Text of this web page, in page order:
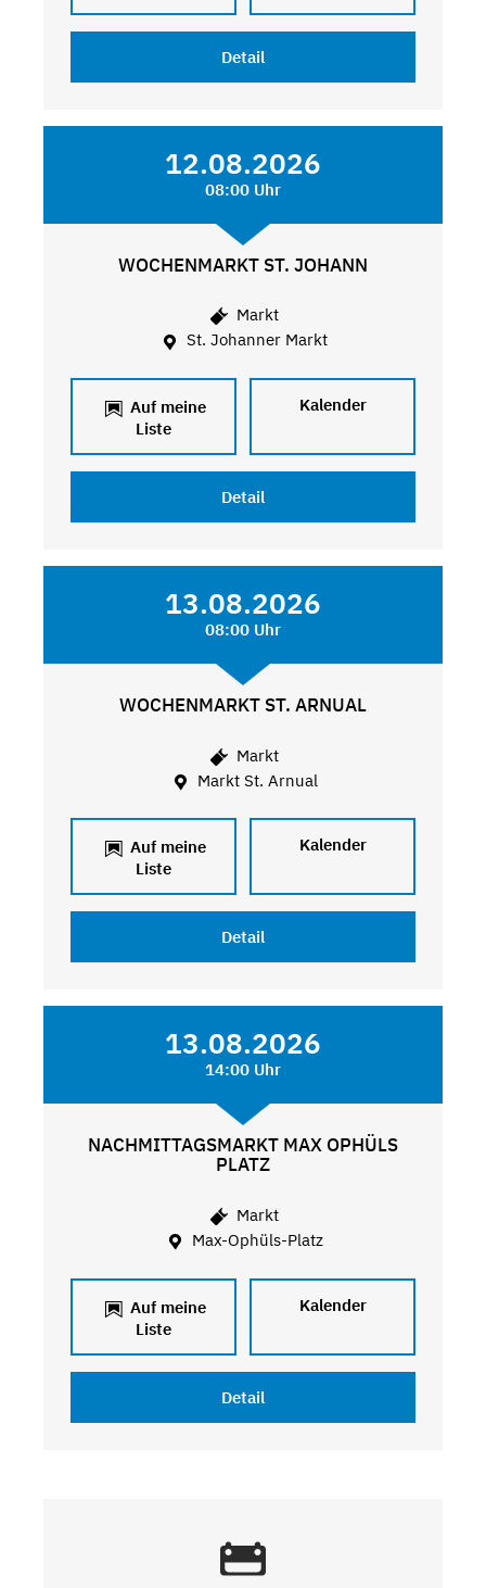
Detail
12.08.2026
08:00 Uhr
WOCHENMARKT ST. JOHANN
Markt
St. Johanner Markt
Auf meine
Liste
Kalender
Detail
13.08.2026
08:00 Uhr
WOCHENMARKT ST. ARNUAL
Markt
Markt St. Arnual
Auf meine
Liste
Kalender
Detail
13.08.2026
14:00 Uhr
NACHMITTAGSMARKT MAX OPHÜLS
PLATZ
Markt
Max-Ophüls-Platz
Auf meine
Liste
Kalender
Detail